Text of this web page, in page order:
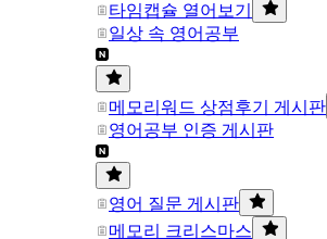
타임캡슐 열어보기
일상 속 영어공부
메모리워드 상점후기 게시판
영어공부 인증 게시판
영어 질문 게시판
메모리 크리스마스